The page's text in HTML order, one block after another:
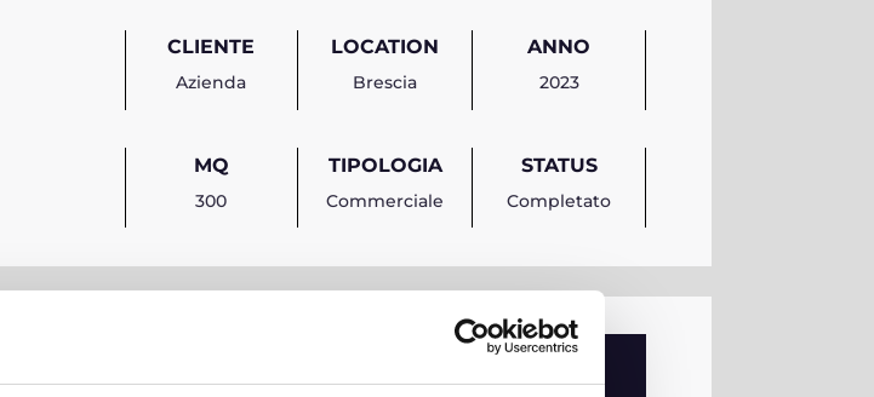
CLIENTE
Azienda
LOCATION
Brescia
ANNO
2023
MQ
300
TIPOLOGIA
Commerciale
STATUS
Completato
Rilievo strumentale